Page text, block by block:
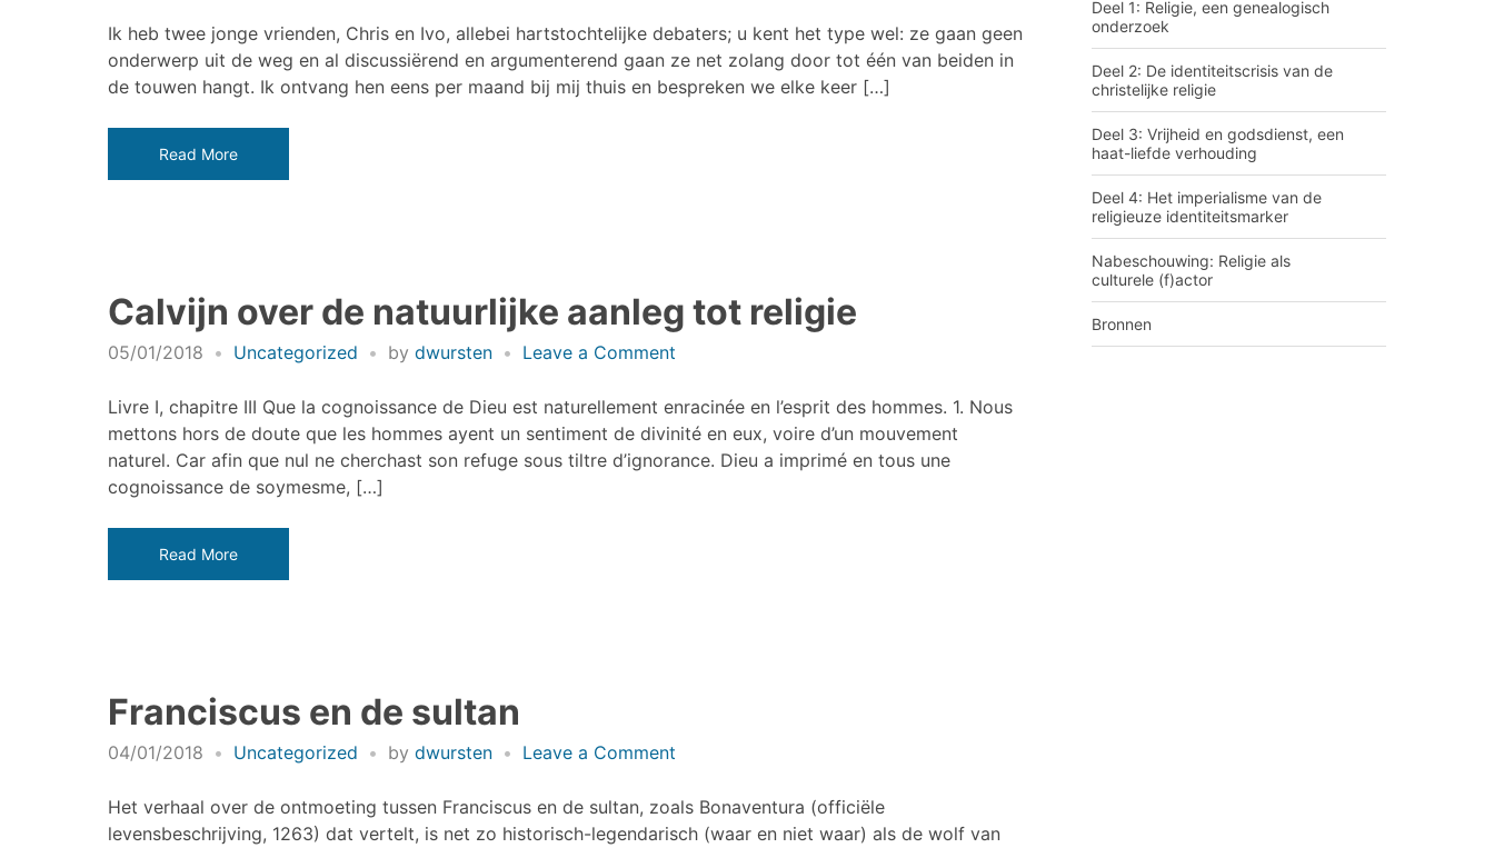
evolutie,
creationisme
Ik heb twee jonge vrienden, Chris en Ivo, allebei hartstochtelijke debaters; u kent het type wel: ze gaan geen
onderwerp uit de weg en al discussiërend en argumenterend gaan ze net zolang door tot één van beiden in
de touwen hangt. Ik ontvang hen eens per maand bij mij thuis en bespreken we elke keer […]
Read More
Calvijn over de natuurlijke aanleg tot religie
05/01/2018 Uncategorized by dwursten Leave a Comment
over
de
natuurlijke
Livre I, chapitre III Que la cognoissance de Dieu est naturellement enracinée en l’esprit des hommes. 1. Nous
mettons hors de doute que les hommes ayent un sentiment de divinité en eux, voire d’un mouvement
naturel. Car afin que nul ne cherchast son refuge sous tiltre d’ignorance. Dieu a imprimé en tous une
cognoissance de soymesme, […]
Read More
Franciscus en de sultan
04/01/2018 Uncategorized by dwursten Leave a Comment
en
de
Het verhaal over de ontmoeting tussen Franciscus en de sultan, zoals Bonaventura (officiële
levensbeschrijving, 1263) dat vertelt, is net zo historisch-legendarisch (waar en niet waar) als de wolf van
Deel 1: Religie, een genealogisch
onderzoek
Deel 2: De identiteitscrisis van de
christelijke religie
Deel 3: Vrijheid en godsdienst, een
haat-liefde verhouding
Deel 4: Het imperialisme van de
religieuze identiteitsmarker
Nabeschouwing: Religie als
culturele (f)actor
Bronnen